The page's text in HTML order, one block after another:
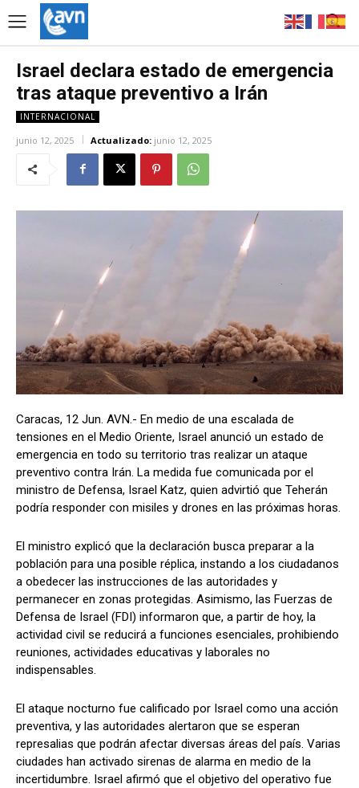
Israel declara estado de emergencia
tras ataque preventivo a Irán
INTERNACIONAL
junio 12, 2025 Actualizado: junio 12, 2025
Caracas, 12 Jun. AVN.- En medio de una escalada de
tensiones en el Medio Oriente, Israel anunció un estado de
emergencia en todo su territorio tras realizar un ataque
preventivo contra Irán. La medida fue comunicada por el
ministro de Defensa, Israel Katz, quien advirtió que Teherán
podría responder con misiles y drones en las próximas horas.
El ministro explicó que la declaración busca preparar a la
población para una posible réplica, instando a los ciudadanos
a obedecer las instrucciones de las autoridades y
permanecer en zonas protegidas. Asimismo, las Fuerzas de
Defensa de Israel (FDI) informaron que, a partir de hoy, la
actividad civil se reducirá a funciones esenciales, prohibiendo
reuniones, actividades educativas y laborales no
indispensables.
El ataque nocturno fue calificado por Israel como una acción
preventiva, y las autoridades alertaron que se esperan
represalias que podrán afectar diversas áreas del país. Varias
ciudades han activado sirenas de alarma en medio de la
incertidumbre. Israel afirmó que el objetivo del operativo fue